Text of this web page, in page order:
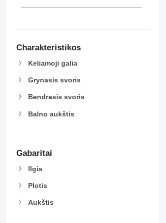
Charakteristikos
Keliamoji galia
Grynasis svoris
Bendrasis svoris
Balno aukštis
Gabaritai
Ilgis
Plotis
Aukštis